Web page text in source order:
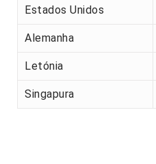
Estados Unidos
Alemanha
Letónia
Singapura